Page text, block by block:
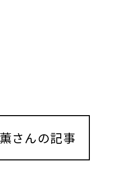
さんの記事